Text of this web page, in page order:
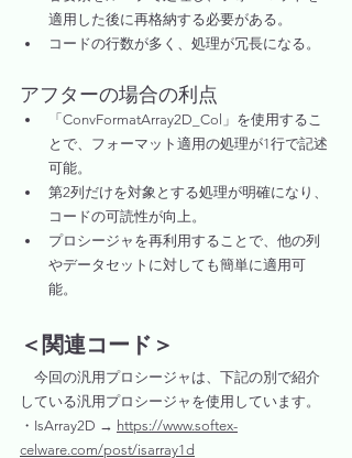
適用した後に再格納する必要がある。
コードの行数が多く、処理が冗長になる。
アフターの場合の利点
「ConvFormatArray2D_Col」を使用するこ
とで、フォーマット適用の処理が1行で記述
可能。
第2列だけを対象とする処理が明確になり、
コードの可読性が向上。
プロシージャを再利用することで、他の列
やデータセットに対しても簡単に適用可
能。
＜関連コード＞
今回の汎用プロシージャは、下記の別で紹介
している汎用プロシージャを使用しています。
・IsArray2D → https://www.softex-
celware.com/post/isarray1d